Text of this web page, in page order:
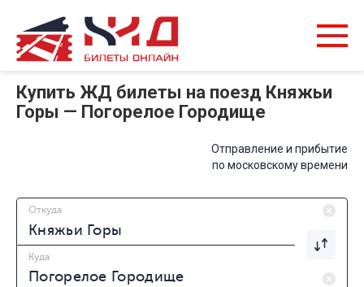
Купить ЖД билеты на поезд Княжьи
Горы — Погорелое Городище
Отправление и прибытие
по московскому времени
Откуда
Куда